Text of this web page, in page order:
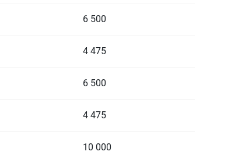
6 500
4 475
6 500
4 475
10 000